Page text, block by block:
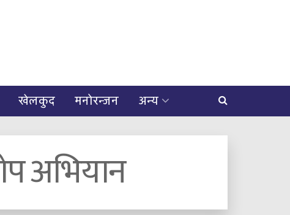
खेलकुद मनोरन्जन अन्य
अभियान